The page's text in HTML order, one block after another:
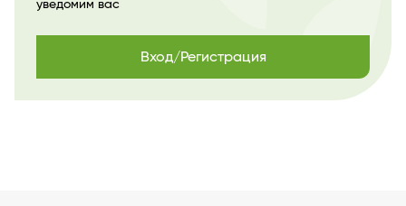
уведомим вас
Вход/Регистрация